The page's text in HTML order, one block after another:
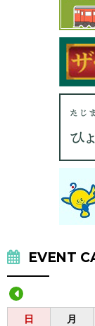
EVENT
日 月